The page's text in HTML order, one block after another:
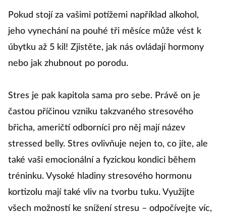
Pokud stojí za vašimi potížemi například alkohol,
jeho vynechání na pouhé tři měsíce může vést k
úbytku až 5 kil! Zjistěte, jak nás ovládají hormony
nebo jak zhubnout po porodu.
Stres je pak kapitola sama pro sebe. Právě on je
častou příčinou vzniku takzvaného stresového
břicha, američtí odborníci pro něj mají název
stressed belly. Stres ovlivňuje nejen to, co jíte, ale
také vaši emocionální a fyzickou kondici během
tréninku. Vysoké hladiny stresového hormonu
kortizolu mají také vliv na tvorbu tuku. Využijte
všech možností ke snížení stresu – odpočívejte víc,